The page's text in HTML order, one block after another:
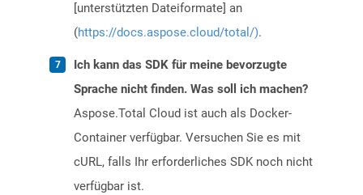
[unterstützten Dateiformate] an
(https://docs.aspose.cloud/total/).
Ich kann das SDK für meine bevorzugte
Sprache nicht finden. Was soll ich machen?
Aspose.Total Cloud ist auch als Docker-
Container verfügbar. Versuchen Sie es mit
cURL, falls Ihr erforderliches SDK noch nicht
verfügbar ist.